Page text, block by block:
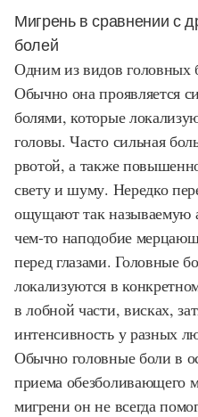
Мигрень в сравнении с
болей
Одним из видов головных
Обычно она проявляется
болями, которые
головы. Часто сильная
рвотой, а также
свету и шуму. Нередко
ощущают так называемую
чем-то наподобие
перед глазами. Головные
локализуются в
в лобной части, висках,
интенсивность у разных
Обычно головные боли в
приема обезболивающего
мигрени он не всегда